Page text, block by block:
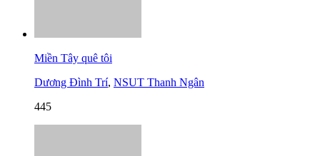
Miền Tây quê tôi
Dương Đình Trí, NSUT Thanh Ngân
445